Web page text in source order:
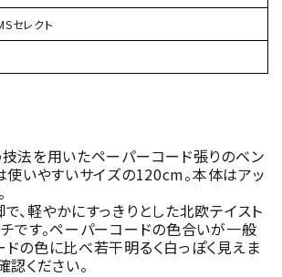
セレクト
法を用いたペーパーコード張りのベン
使いやすいサイズの120cm。本体はアッ
、軽やかにすっきりとした北欧テイスト
です。ペーパーコードの色合いが一般
の色に比べ若干明るく白っぽく見えま
認ください。